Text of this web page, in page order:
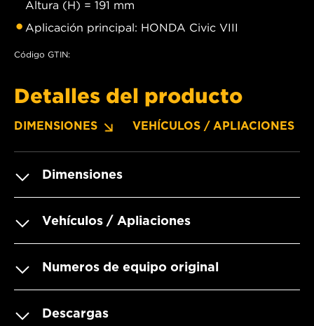
Altura (H) = 191 mm
Aplicación principal: HONDA Civic VIII
Código GTIN:
Detalles del producto
DIMENSIONES VEHÍCULOS / APLIACIONES
Dimensiones
Vehículos / Apliaciones
Numeros de equipo original
Descargas